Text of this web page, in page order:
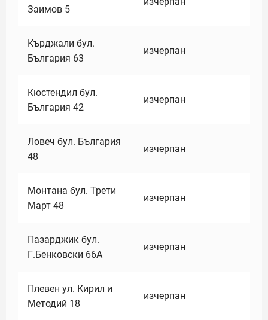
Заимов 5
Кърджали бул.
България 63
изчерпан
Кюстендил бул.
България 42
изчерпан
Ловеч бул. България
48
изчерпан
Монтана бул. Трети
Март 48
изчерпан
Пазарджик бул.
Г.Бенковски 66А
изчерпан
Плевен ул. Кирил и
Методий 18
изчерпан